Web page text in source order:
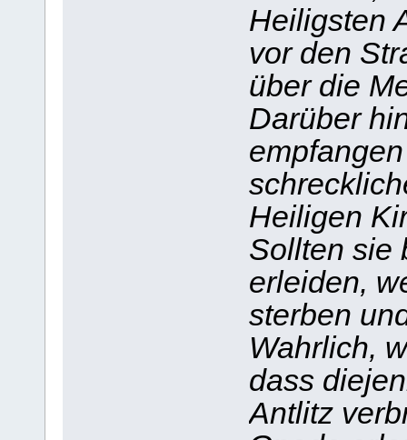
Heiligsten
vor den
über die
Darüber
Heiligen
Sollten sie
erleiden,
sterben
Wahrlich,
dass
Antlitz